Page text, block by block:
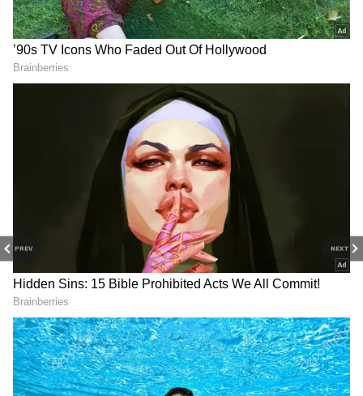
PREV NEXT
భద్రపరచాల్సిన అవసరం ఉండదు. దొంగతనం, పోవడం
వంటి ప్రమాదాలు కూడా ఉండవు. అవసరమైనప్పుడు స్టాక్
మార్కెట్‌లో యూనిట్లను సులభంగా విక్రయించి నగదుగా
మార్చుకోవచ్చు. చిన్న మొత్తాలతో కూడా పెట్టుబడి
ప్రారంభించే అవకాశం ఉంటుంది. అంతేకాకుండా
ఆభరణాలు కొనుగోలు చేసినప్పుడు ఉండే మేకింగ్ చార్జీలు,
వేస్టేజ్ వంటి అదనపు ఖర్చులు కూడా ఇందులో ఉండవు.
అందుకే దీర్ఘకాలిక పెట్టుబడిగా చాలామంది దీనిని
ఎంచుకుంటున్నారు.